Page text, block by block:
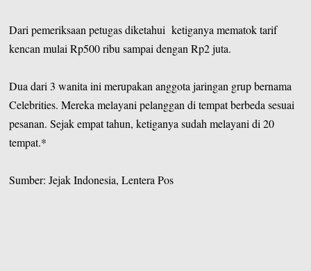
Dari pemeriksaan petugas diketahui ketiganya mematok tarif
kencan mulai Rp500 ribu sampai dengan Rp2 juta.
Dua dari 3 wanita ini merupakan anggota jaringan grup bernama
Celebrities. Mereka melayani pelanggan di tempat berbeda sesuai
pesanan. Sejak empat tahun, ketiganya sudah melayani di 20
tempat.*
Sumber: Jejak Indonesia, Lentera Pos